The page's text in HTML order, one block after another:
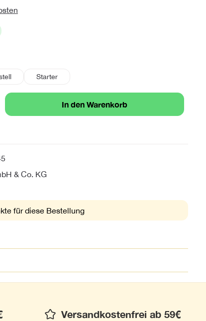
Starter
gewünschten Wert ein oder
In den Warenkorb
& Co. KG
für diese Bestellung
Versandkostenfrei ab 59€